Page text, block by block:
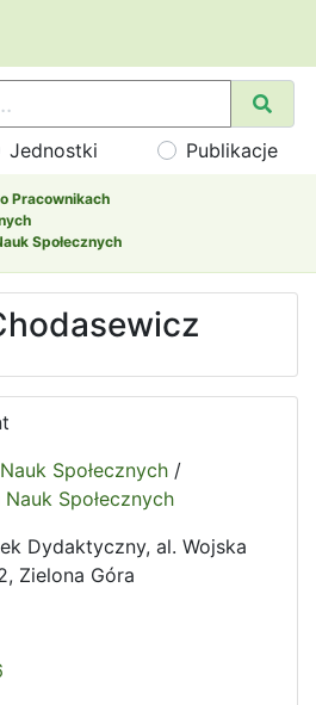
Jednostki Publikacje
Pracownikach
Społecznych
Społecznych/
Społecznych
Dydaktyczny, al. Wojska
Zielona Góra